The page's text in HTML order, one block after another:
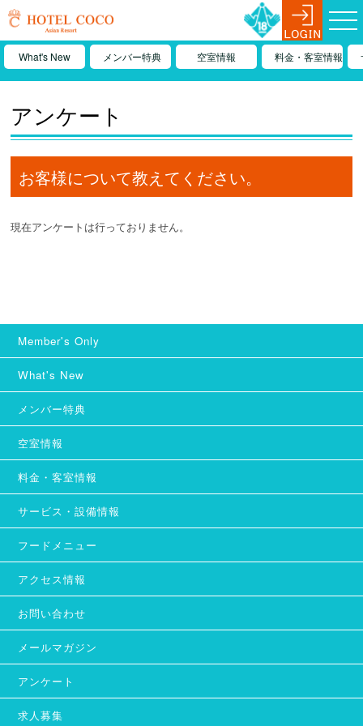
What's New メンバー特典 空室情報 料金・客室情報
アンケート
お客様について教えてください。
現在アンケートは行っておりません。
Member's Only
What's New
メンバー特典
空室情報
料金・客室情報
サービス・設備情報
フードメニュー
アクセス情報
お問い合わせ
メールマガジン
アンケート
求人募集